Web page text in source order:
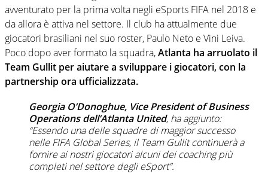
avventurato per la prima volta negli eSports FIFA nel 2018 e
da allora è attiva nel settore. Il club ha attualmente due
giocatori brasiliani nel suo roster, Paulo Neto e Vini Leiva.
Poco dopo aver formato la squadra,Atlanta ha arruolato il
Team Gullit per aiutare a sviluppare i giocatori, con la
partnership ora ufficializzata.
Georgia O’Donoghue, Vice President of Business
Operations dell’Atlanta United, ha aggiunto:
“Essendo una delle squadre di maggior successo
nelle FIFA Global Series, il Team Gullit continuerà a
fornire ai nostri giocatori alcuni dei coaching più
completi nel settore degli eSport”.